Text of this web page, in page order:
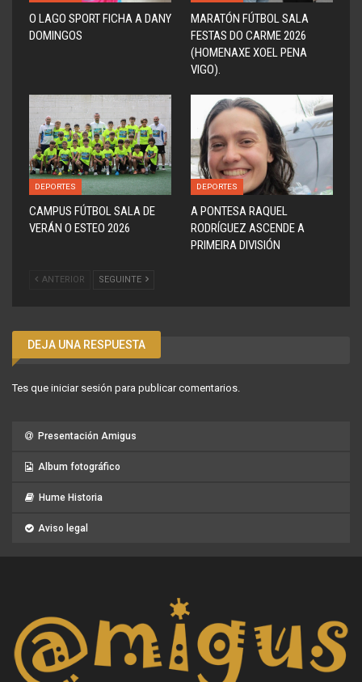
O LAGO SPORT FICHA A DANY
DOMINGOS
MARATÓN FÚTBOL SALA
FESTAS DO CARME 2026
(HOMENAXE XOEL PENA
VIGO).
DEPORTES
CAMPUS FÚTBOL SALA DE
VERÁN O ESTEO 2026
DEPORTES
A PONTESA RAQUEL
RODRÍGUEZ ASCENDE A
PRIMEIRA DIVISIÓN
ANTERIOR SEGUINTE
DEJA UNA RESPUESTA
Tes que iniciar sesión para publicar comentarios.
Presentación Amigus
Album fotográfico
Hume Historia
Aviso legal